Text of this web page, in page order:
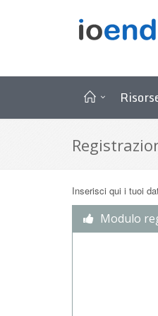
Inserisci qui i tuoi
Modulo